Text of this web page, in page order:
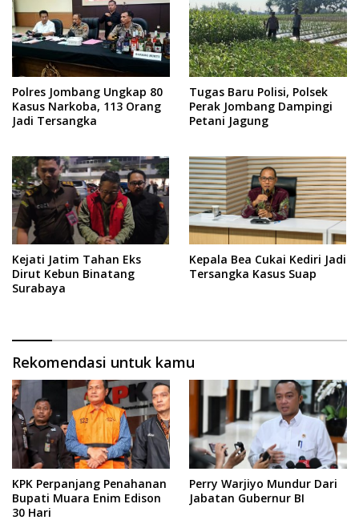
Polres Jombang Ungkap 80
Kasus Narkoba, 113 Orang
Jadi Tersangka
Tugas Baru Polisi, Polsek
Perak Jombang Dampingi
Petani Jagung
Kejati Jatim Tahan Eks
Dirut Kebun Binatang
Surabaya
Kepala Bea Cukai Kediri Jadi
Tersangka Kasus Suap
Rekomendasi untuk kamu
KPK Perpanjang Penahanan
Bupati Muara Enim Edison
30 Hari
Perry Warjiyo Mundur Dari
Jabatan Gubernur BI